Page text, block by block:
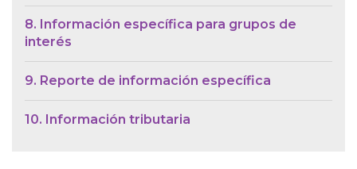
8. Información específica para grupos de
interés
9. Reporte de información específica
10. Información tributaria